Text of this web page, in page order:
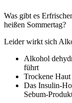
Was gibt es
heißen Sommertag?
Leider wirkt sich
Alkohol
führt
Trockene
Das Insulin-
Sebum-